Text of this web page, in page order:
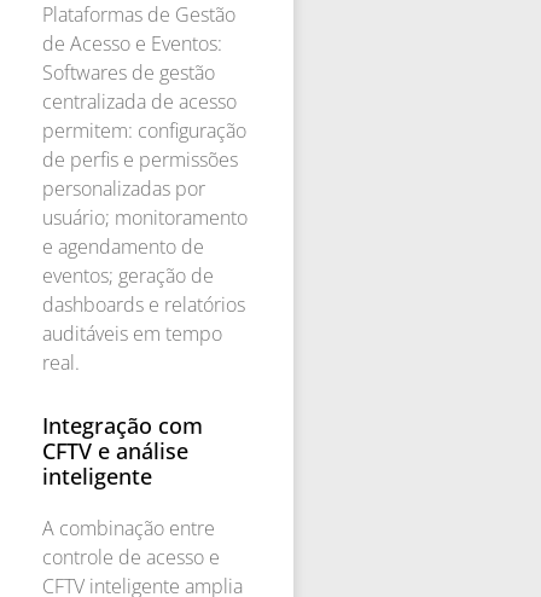
Plataformas de Gestão
de Acesso e Eventos:
Softwares de gestão
centralizada de acesso
permitem: configuração
de perfis e permissões
personalizadas por
usuário; monitoramento
e agendamento de
eventos; geração de
dashboards e relatórios
auditáveis em tempo
real.
Integração com
CFTV e análise
inteligente
A combinação entre
controle de acesso e
CFTV inteligente amplia